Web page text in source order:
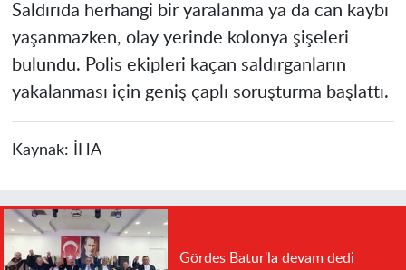
Saldırıda herhangi bir yaralanma ya da can kaybı
yaşanmazken, olay yerinde kolonya şişeleri
bulundu. Polis ekipleri kaçan saldırganların
yakalanması için geniş çaplı soruşturma başlattı.
Kaynak: İHA
Gördes Batur'la devam dedi